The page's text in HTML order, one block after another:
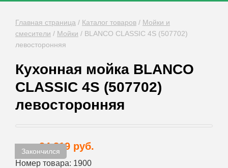
Главная страница / Каталог товаров / Мойки и
смесители / Мойки / BLANCO CLASSIC 4S (507702)
левосторонняя
Кухонная мойка BLANCO
CLASSIC 4S (507702)
левосторонняя
Закончился
Цена: 34 819 руб.
Номер товара: 1900